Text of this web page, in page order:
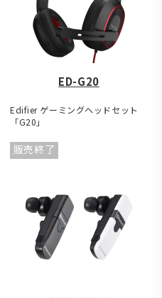
ED-G20
Edifier ゲーミングヘッドセット
「G20」
販売終了